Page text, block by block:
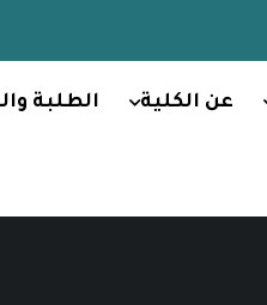
عن الكلية الطلبة